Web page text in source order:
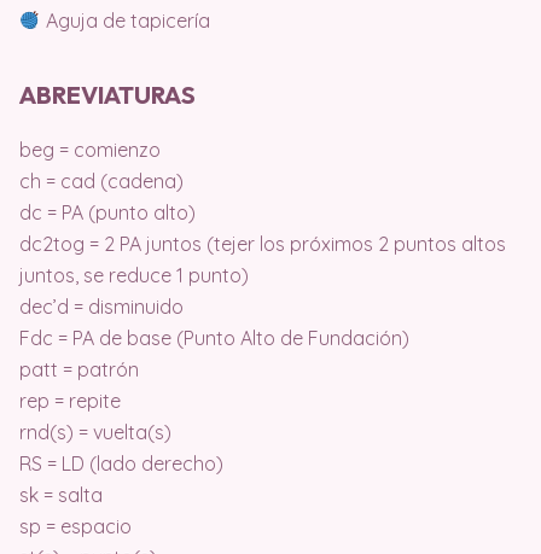
Aguja de tapicería
ABREVIATURAS
beg = comienzo
ch = cad (cadena)
dc = PA (punto alto)
dc2tog = 2 PA juntos (tejer los próximos 2 puntos altos
juntos, se reduce 1 punto)
dec’d = disminuido
Fdc = PA de base (Punto Alto de Fundación)
patt = patrón
rep = repite
rnd(s) = vuelta(s)
RS = LD (lado derecho)
sk = salta
sp = espacio